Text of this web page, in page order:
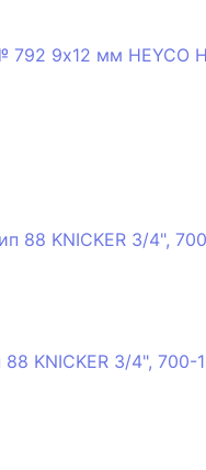
KNICKER 3/4", 700-